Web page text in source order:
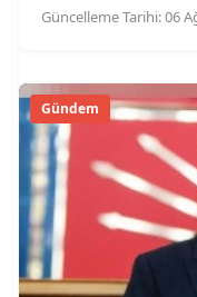
Güncelleme Tarihi: 06
Gündem